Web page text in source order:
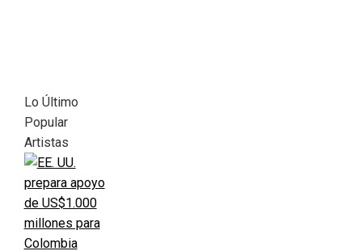
Lo Último
Popular
Artistas